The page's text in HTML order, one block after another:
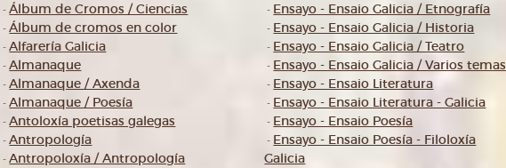
-Álbum de Cromos / Ciencias
-Álbum de cromos en color
-Alfarería Galicia
-Almanaque
-Almanaque / Axenda
-Almanaque / Poesía
-Antoloxía poetisas galegas
-Antropología
-Antropoloxía / Antropología
- Ensayo - Ensaio Galicia / Etnografía
- Ensayo - Ensaio Galicia / Historia
- Ensayo - Ensaio Galicia / Teatro
- Ensayo - Ensaio Galicia / Varios temas
- Ensayo - Ensaio Literatura
- Ensayo - Ensaio Literatura - Galicia
- Ensayo - Ensaio Poesía
- Ensayo - Ensaio Poesía - Filoloxía
Galicia